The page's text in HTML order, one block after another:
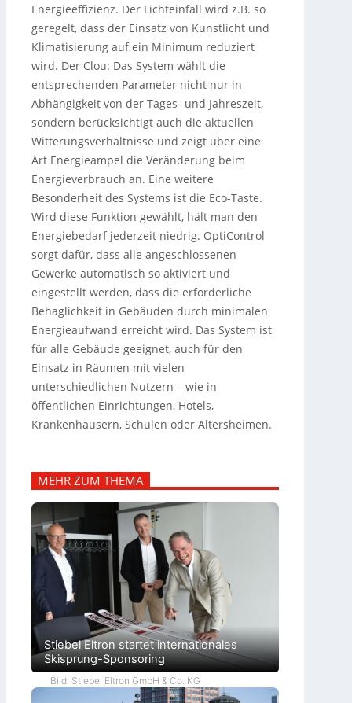
Energieeffizienz. Der Lichteinfall wird z.B. so
geregelt, dass der Einsatz von Kunstlicht und
Klimatisierung auf ein Minimum reduziert
wird. Der Clou: Das System wählt die
entsprechenden Parameter nicht nur in
Abhängigkeit von der Tages- und Jahreszeit,
sondern berücksichtigt auch die aktuellen
Witterungsverhältnisse und zeigt über eine
Art Energieampel die Veränderung beim
Energieverbrauch an. Eine weitere
Besonderheit des Systems ist die Eco-Taste.
Wird diese Funktion gewählt, hält man den
Energiebedarf jederzeit niedrig. OptiControl
sorgt dafür, dass alle angeschlossenen
Gewerke automatisch so aktiviert und
eingestellt werden, dass die erforderliche
Behaglichkeit in Gebäuden durch minimalen
Energieaufwand erreicht wird. Das System ist
für alle Gebäude geeignet, auch für den
Einsatz in Räumen mit vielen
unterschiedlichen Nutzern – wie in
öffentlichen Einrichtungen, Hotels,
Krankenhäusern, Schulen oder Altersheimen.
MEHR ZUM THEMA
Stiebel Eltron startet internationales
Skisprung-Sponsoring
Bild: Stiebel Eltron GmbH & Co. KG